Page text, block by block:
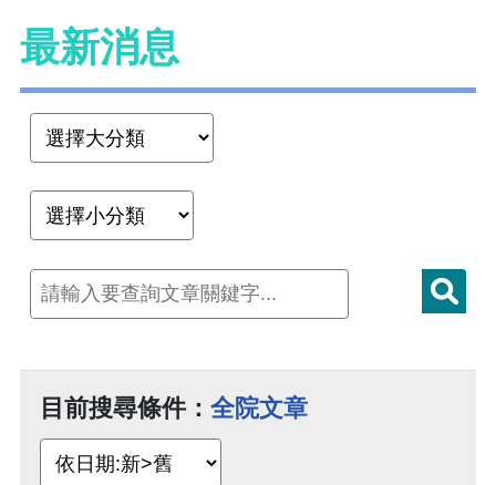
最新消息
目前搜尋條件： 全院文章